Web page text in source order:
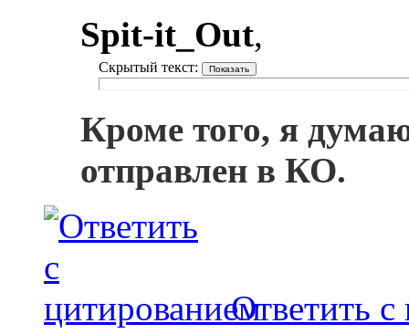
Spit-it_Out,
Скрытый текст:
Кроме того, я
отправлен в КО.
Ответить с